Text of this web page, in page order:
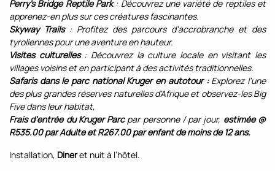
Perry's Bridge Reptile Park: Découvrez une variété de reptiles et
apprenez-en plus sur ces créatures fascinantes.
Skyway Trails: Profitez des parcours d'accrobranche et des
tyroliennes pour une aventure en hauteur.
Visites culturelles: Découvrez la culture locale en visitant les
villages voisins et en participant à des activités traditionnelles.
Safaris dans le parc national Kruger en autotour : Explorez l'une
des plus grandes réserves naturelles d'Afrique et observez-les Big
Five dans leur habitat,
Frais d’entrée du Kruger Parcpar personne / par jour, estimée @
R535.00 par Adulte et R267.00 par enfant de moins de 12 ans.
Installation, Dineret nuit à l’hôtel.